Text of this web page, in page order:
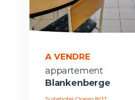
A VENDRE
appartement
Blankenberge